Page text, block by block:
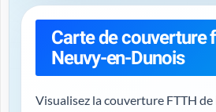
Carte de couverture
Neuvy-en-Dunois
Visualisez la couverture FTTH